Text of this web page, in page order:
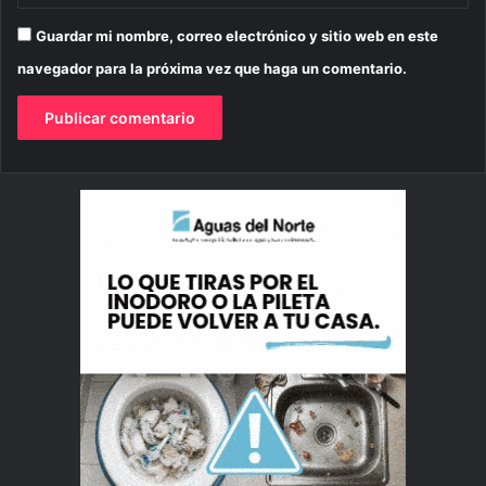
Guardar mi nombre, correo electrónico y sitio web en este
navegador para la próxima vez que haga un comentario.